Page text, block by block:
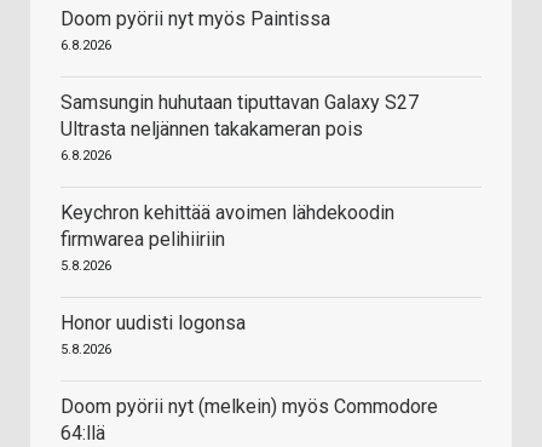
Doom pyörii nyt myös Paintissa
6.8.2026
Samsungin huhutaan tiputtavan Galaxy S27
Ultrasta neljännen takakameran pois
6.8.2026
Keychron kehittää avoimen lähdekoodin
firmwarea pelihiiriin
5.8.2026
Honor uudisti logonsa
5.8.2026
Doom pyörii nyt (melkein) myös Commodore
64:llä